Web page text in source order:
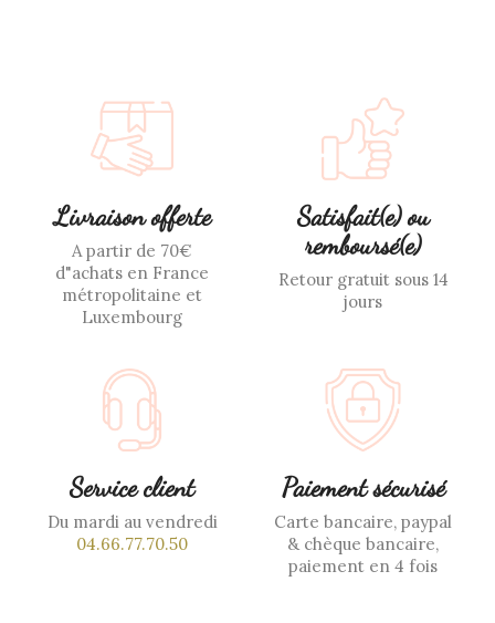
Livraison offerte
A partir de 70€
d"achats en France
métropolitaine et
Luxembourg
Satisfait(e) ou
remboursé(e)
Retour gratuit sous 14
jours
Service client
Du mardi au vendredi
04.66.77.70.50
Paiement sécurisé
Carte bancaire, paypal
& chèque bancaire,
paiement en 4 fois